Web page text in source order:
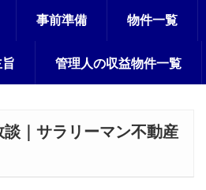
事前準備 物件一覧
管理人の収益物件一覧
｜サラリーマン不動産